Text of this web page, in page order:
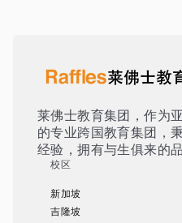
莱佛士教育集团，作为
的专业跨国教育集团，
经验，拥有与生俱来的
校区
新加坡
吉隆坡